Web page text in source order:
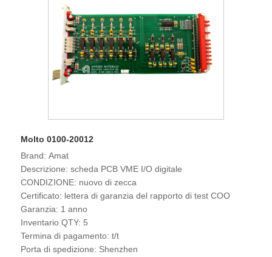
Molto 0100-20012
Brand: Amat
Descrizione: scheda PCB VME I/O digitale
CONDIZIONE: nuovo di zecca
Certificato: lettera di garanzia del rapporto di test COO
Garanzia: 1 anno
Inventario QTY: 5
Termina di pagamento: t/t
Porta di spedizione: Shenzhen